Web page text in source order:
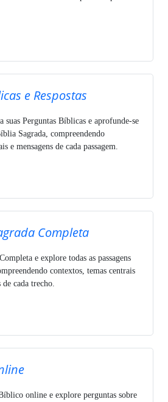
e Respostas
suas Perguntas Bíblicas e aprofunde-se
Sagrada, compreendendo
e mensagens de cada passagem.
Completa
e explore todas as passagens
contextos, temas centrais
de cada trecho.
online e explore perguntas sobre